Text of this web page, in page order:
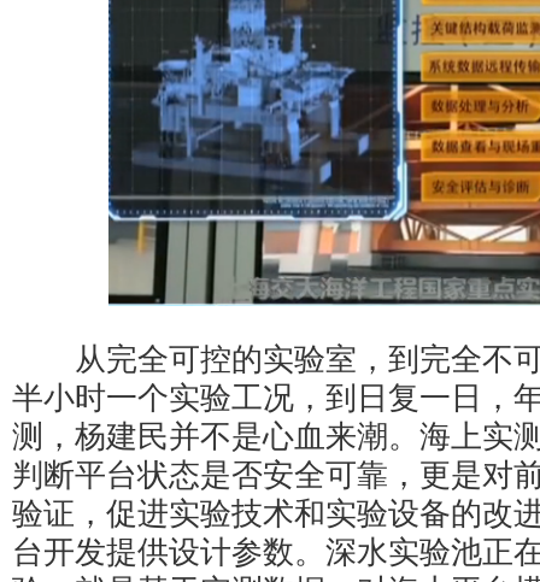
从完全可控的实验室，到完全不
半小时一个实验工况，到日复一日，
测，杨建民并不是心血来潮。海上实
判断平台状态是否安全可靠，更是对
验证，促进实验技术和实验设备的改
台开发提供设计参数。深水实验池正